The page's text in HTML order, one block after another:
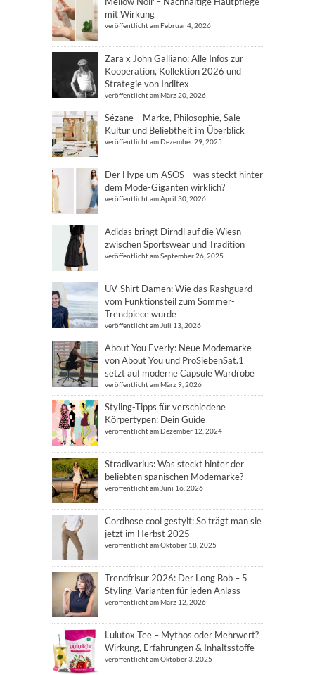
mit Wirkung
veröffentlicht am Februar 4, 2026
Zara x John Galliano: Alle Infos zur
Kooperation, Kollektion 2026 und
Strategie von Inditex
veröffentlicht am März 20, 2026
Sézane – Marke, Philosophie, Sale-
Kultur und Beliebtheit im Überblick
veröffentlicht am Dezember 29, 2025
Der Hype um ASOS – was steckt hinter
dem Mode-Giganten wirklich?
veröffentlicht am April 30, 2026
Adidas bringt Dirndl auf die Wiesn –
zwischen Sportswear und Tradition
veröffentlicht am September 26, 2025
UV-Shirt Damen: Wie das Rashguard
vom Funktionsteil zum Sommer-
Trendpiece wurde
veröffentlicht am Juli 13, 2026
About You Everly: Neue Modemarke
von About You und ProSiebenSat.1
setzt auf moderne Capsule Wardrobe
veröffentlicht am März 9, 2026
Styling-Tipps für verschiedene
Körpertypen: Dein Guide
veröffentlicht am Dezember 12, 2024
Stradivarius: Was steckt hinter der
beliebten spanischen Modemarke?
veröffentlicht am Juni 16, 2026
Cordhose cool gestylt: So trägt man sie
jetzt im Herbst 2025
veröffentlicht am Oktober 18, 2025
Trendfrisur 2026: Der Long Bob – 5
Styling-Varianten für jeden Anlass
veröffentlicht am März 12, 2026
Lulutox Tee – Mythos oder Mehrwert?
Wirkung, Erfahrungen & Inhaltsstoffe
veröffentlicht am Oktober 3, 2025